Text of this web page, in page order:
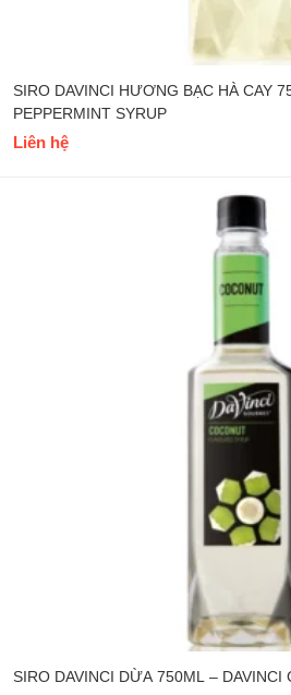
SIRO DAVINCI HƯƠNG BẠC HÀ CAY
PEPPERMINT SYRUP
Liên hệ
SIRO DAVINCI DỪA 750ML – DAVINCI